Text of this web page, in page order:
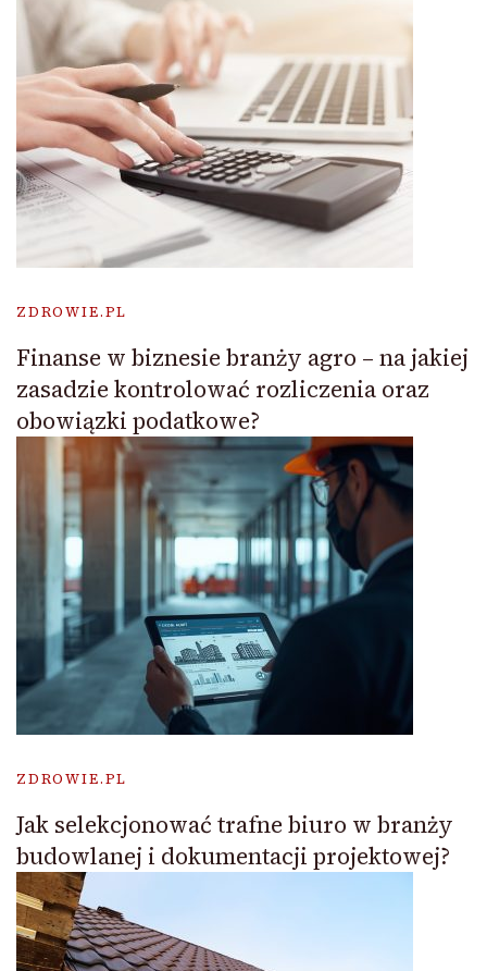
ZDROWIE.PL
Finanse w biznesie branży agro – na jakiej
zasadzie kontrolować rozliczenia oraz
obowiązki podatkowe?
ZDROWIE.PL
Jak selekcjonować trafne biuro w branży
budowlanej i dokumentacji projektowej?